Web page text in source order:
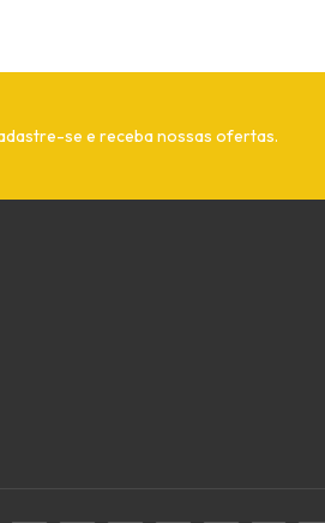
se e receba nossas ofertas.